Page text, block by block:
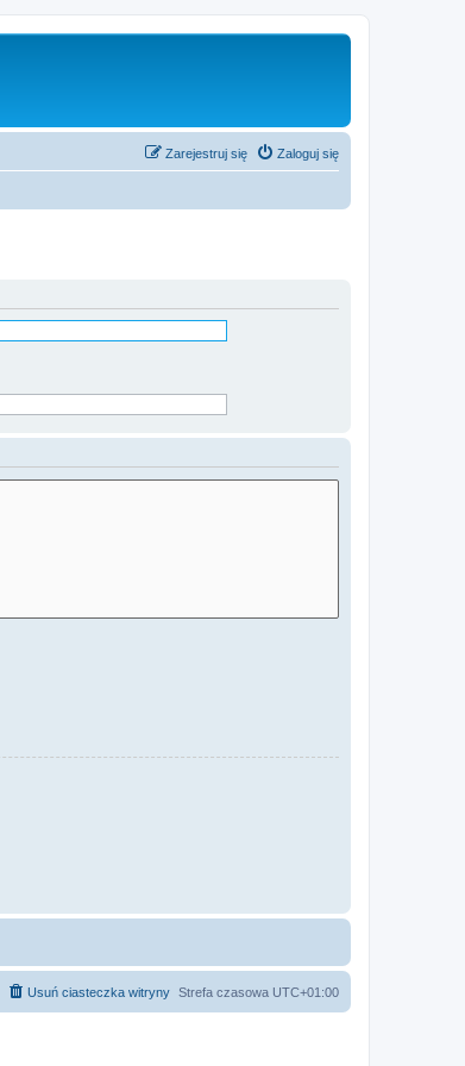
Zaloguj się
Zarejestruj się
Strefa czasowa UTC+01:00
Usuń ciasteczka witryny